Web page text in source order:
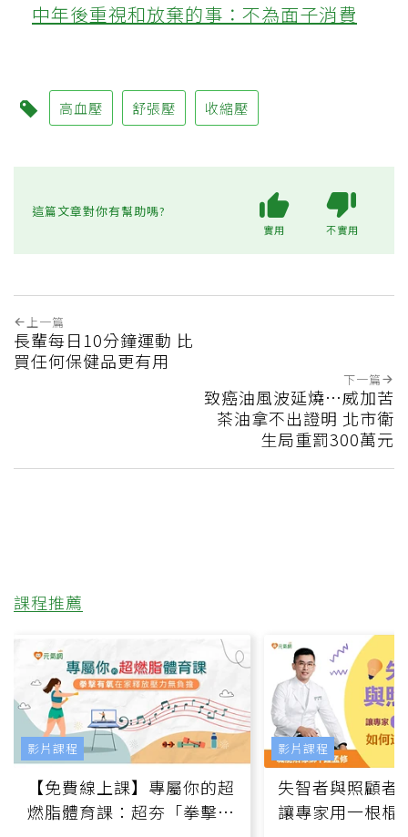
中年後重視和放棄的事：不為面子消費
高血壓 舒張壓 收縮壓
這篇文章對你有幫助嗎?
實用 不實用
上一篇
長輩每日10分鐘運動 比
買任何保健品更有用
下一篇
致癌油風波延燒…威加苦
茶油拿不出證明 北市衛
生局重罰300萬元
課程推薦
【免費線上課】專屬你的超
燃脂體育課：超夯「拳擊有
影片課程
失智者與照顧者
讓專家用一根棍
影片課程